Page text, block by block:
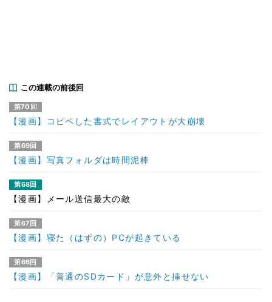
この連載の前後回
第70回
【漫画】コピペした書式でレイアウトが大崩壊
第69回
【漫画】写真フォルダは時間泥棒
第68回
【漫画】メール送信最大の敵
第67回
【漫画】寝た（はずの）PCが起きている
第66回
【漫画】「普通のSDカード」が意外と挿せない